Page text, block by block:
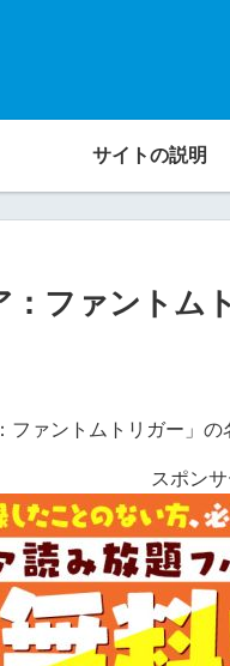
サイトの説明
：ファントム
ファントムトリガー」の
スポン